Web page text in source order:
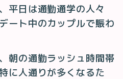
平日は通勤通学の人々
ート中のカップルで賑わ
朝の通勤ラッシュ時間帯
に人通りが多くなるた